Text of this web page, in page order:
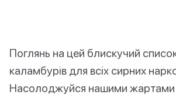
Поглянь на цей блискучий
каламбурів для всіх сирних
Насолоджуйся нашими жартами